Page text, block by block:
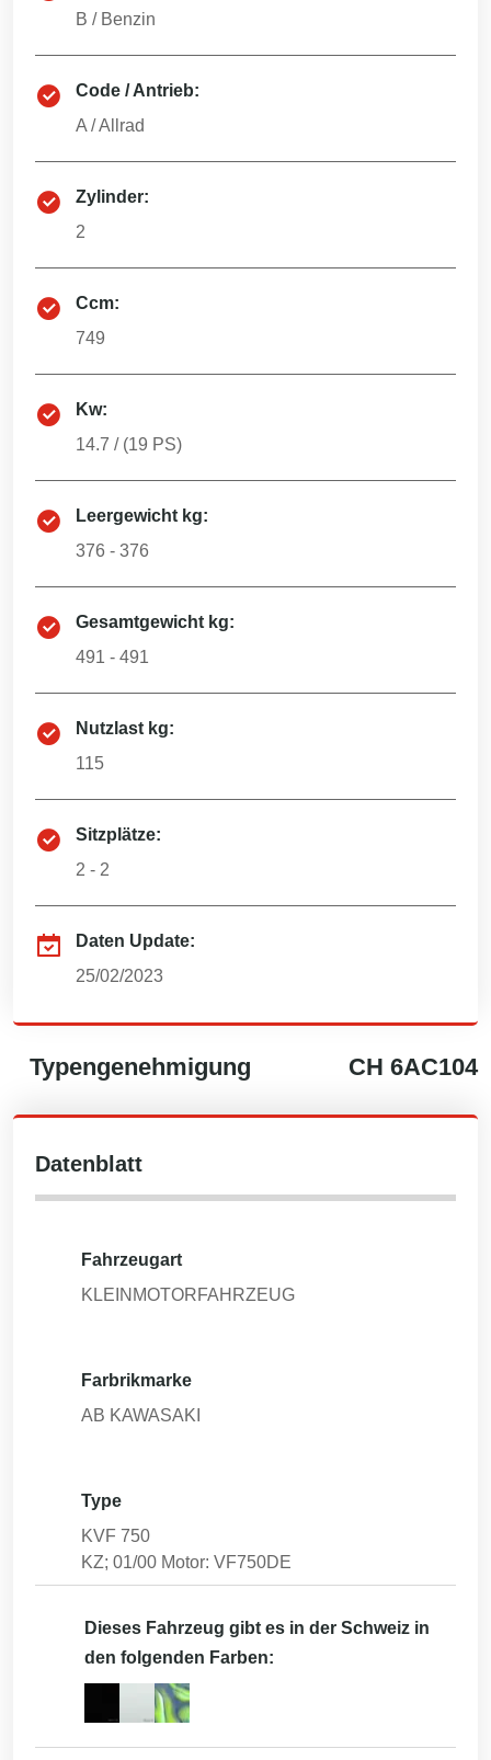
B / Benzin
Code / Antrieb:
A /Allrad
Zylinder:
2
Ccm:
749
Kw:
14.7 / (19 PS)
Leergewicht kg:
376 - 376
Gesamtgewicht kg:
491 - 491
Nutzlast kg:
115
Sitzplätze:
2 - 2
Daten Update:
25/02/2023
Typengenehmigung CH 6AC104
Datenblatt
Fahrzeugart
KLEINMOTORFAHRZEUG
Farbrikmarke
AB KAWASAKI
Type
KVF 750
KZ; 01/00 Motor: VF750DE
Dieses Fahrzeug gibt es in der Schweiz in
den folgenden Farben: